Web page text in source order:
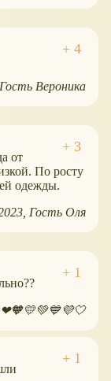
Гость Вероника
от
По росту
одежды.
Гость Оля